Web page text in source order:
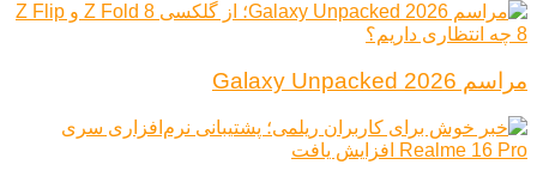
مراسم Galaxy Unpacked 2026